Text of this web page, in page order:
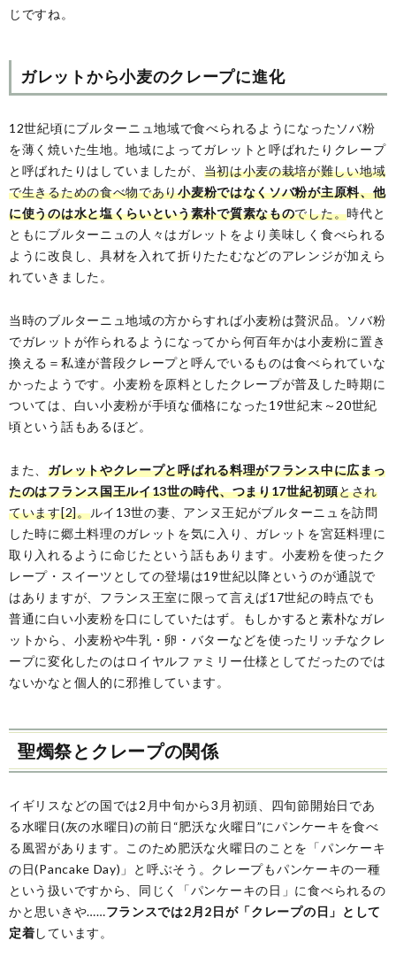
じですね。
ガレットから小麦のクレープに進化
12世紀頃にブルターニュ地域で食べられるようになったソバ粉
を薄く焼いた生地。地域によってガレットと呼ばれたりクレープ
と呼ばれたりはしていましたが、 当初は小麦の栽培が難しい地域
で生きるための食べ物であり小麦粉ではなくソバ粉が主原料、他
に使うのは水と塩くらいという素朴で質素なものでした。時代と
ともにブルターニュの人々はガレットをより美味しく食べられる
ように改良し、具材を入れて折りたたむなどのアレンジが加えら
れていきました。
当時のブルターニュ地域の方からすれば小麦粉は贅沢品。ソバ粉
でガレットが作られるようになってから何百年かは小麦粉に置き
換える＝私達が普段クレープと呼んでいるものは食べられていな
かったようです。小麦粉を原料としたクレープが普及した時期に
ついては、白い小麦粉が手頃な価格になった19世紀末～20世紀
頃という話もあるほど。
また、ガレットやクレープと呼ばれる料理がフランス中に広まっ
たのはフランス国王ルイ13世の時代、つまり17世紀初頭とされ
ています[2]。ルイ13世の妻、アンヌ王妃がブルターニュを訪問
した時に郷土料理のガレットを気に入り、ガレットを宮廷料理に
取り入れるように命じたという話もあります。小麦粉を使ったク
レープ・スイーツとしての登場は19世紀以降というのが通説で
はありますが、フランス王室に限って言えば17世紀の時点でも
普通に白い小麦粉を口にしていたはず。もしかすると素朴なガレ
ットから、小麦粉や牛乳・卵・バターなどを使ったリッチなクレ
ープに変化したのはロイヤルファミリー仕様としてだったのでは
ないかなと個人的に邪推しています。
聖燭祭とクレープの関係
イギリスなどの国では2月中旬から3月初頭、四旬節開始日であ
る水曜日(灰の水曜日)の前日“肥沃な火曜日”にパンケーキを食べ
る風習があります。このため肥沃な火曜日のことを「パンケーキ
の日(Pancake Day)」と呼ぶそう。クレープもパンケーキの一種
という扱いですから、同じく「パンケーキの日」に食べられるの
かと思いきや……フランスでは2月2日が「クレープの日」として
定着しています。